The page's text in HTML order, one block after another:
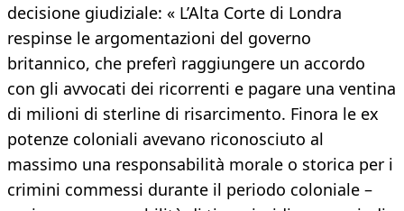
decisione giudiziale: « L’Alta Corte di Londra
respinse le argomentazioni del governo
britannico, che preferì raggiungere un accordo
con gli avvocati dei ricorrenti e pagare una ventina
di milioni di sterline di risarcimento. Finora le ex
potenze coloniali avevano riconosciuto al
massimo una responsabilità morale o storica per i
crimini commessi durante il periodo coloniale –